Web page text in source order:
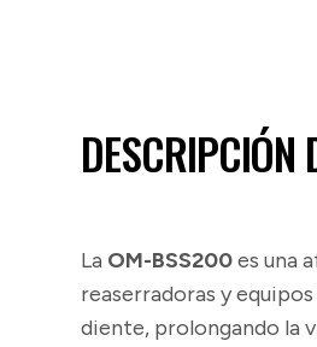
DESCRIPCIÓN
La OM-BSS200es una
reaserradoras y
diente, prolongando la